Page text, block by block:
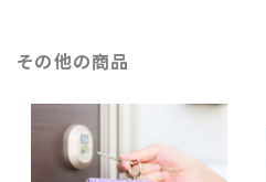
その他の商品